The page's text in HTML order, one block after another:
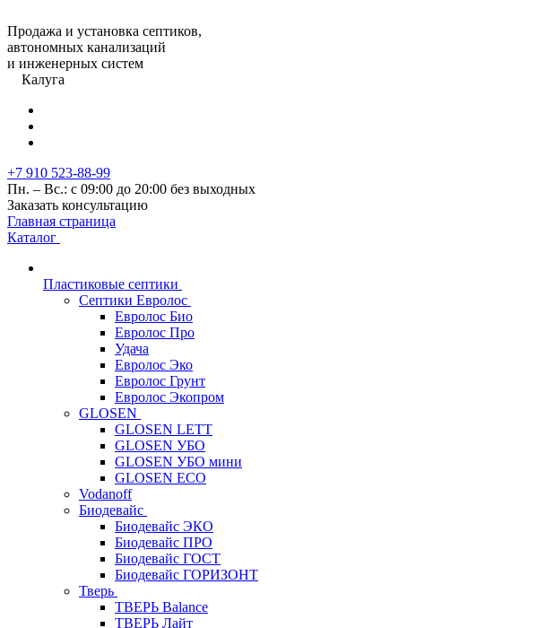
Продажа и установка септиков,
автономных канализаций
и инженерных систем
Калуга
+7 910 523-88-99
Пн. – Вс.: с 09:00 до 20:00 без выходных
Заказать консультацию
Главная страница
Каталог
Пластиковые септики
Септики Евролос
Евролос Био
Евролос Про
Удача
Евролос Эко
Евролос Грунт
Евролос Экопром
GLOSEN
GLOSEN LETT
GLOSEN УБО
GLOSEN УБО мини
GLOSEN ECO
Vodanoff
Биодевайс
Биодевайс ЭКО
Биодевайс ПРО
Биодевайс ГОСТ
Биодевайс ГОРИЗОНТ
Тверь
ТВЕРЬ Balance
ТВЕРЬ Лайт